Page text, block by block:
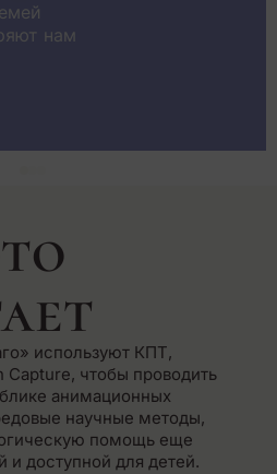
нам
используют КПТ,
чтобы проводить
анимационных
научные методы,
помощь еще
и доступной для детей.